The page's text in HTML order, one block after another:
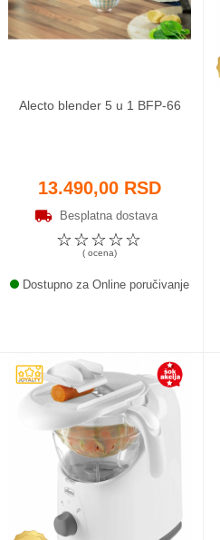
Odeća i obuća
AKCIJA
Call Centar
011 438 1 000
Alecto blender 5 u 1 BFP-66
13.490,00 RSD
Besplatna dostava
☆
☆
☆
☆
☆
( ocena)
Dostupno za Online poručivanje